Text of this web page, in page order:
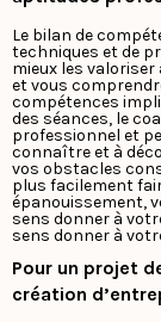
Le bilan de
techniques et de
mieux les valoriser
et vous
compétences
des séances, le
professionnel et
connaître et à
vos obstacles
plus facilement
épanouissement,
sens donner à
sens donner à
Pour un projet
création